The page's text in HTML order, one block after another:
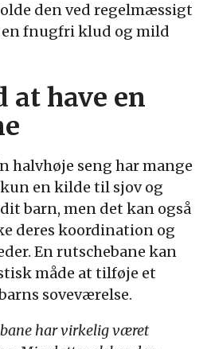
den ved regelmæssigt
en fnugfri klud og mild
at have en
halvhøje seng har mange
en kilde til sjov og
barn, men det kan også
deres koordination og
En rutschebane kan
måde at tilføje et
soveværelse.
har virkelig været